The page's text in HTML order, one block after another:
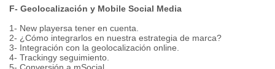
F- Geolocalización y Mobile Social Media
1- New playersa tener en cuenta.
2- ¿Cómo integrarlos en nuestra estrategia de marca?
3- Integración con la geolocalización online.
4- Trackingy seguimiento.